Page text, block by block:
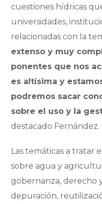
cuestiones hídricas
universidades,
relacionadas con la
extenso y muy
ponentes que nos
es altísima y
podremos sacar
sobre el uso y la
destacado Fernández.
Las temáticas a tratar
sobre agua y
gobernanza, derecho
depuración,